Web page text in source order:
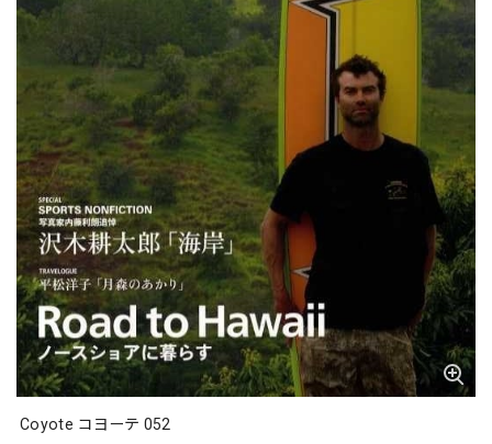
Coyote コヨーテ 052